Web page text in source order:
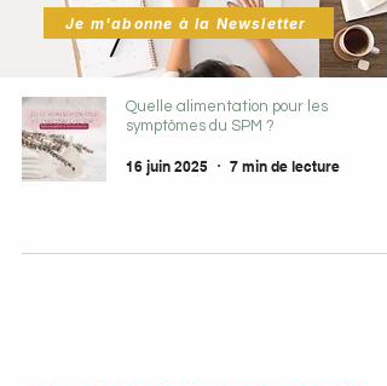
Je m'abonne à la Newsletter
Quelle alimentation pour les
symptômes du SPM ?
16 juin 2025 7 min de lecture